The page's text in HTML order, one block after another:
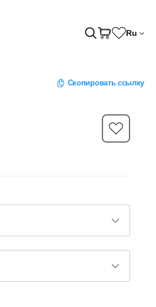
Ru
Скопировать ссылку